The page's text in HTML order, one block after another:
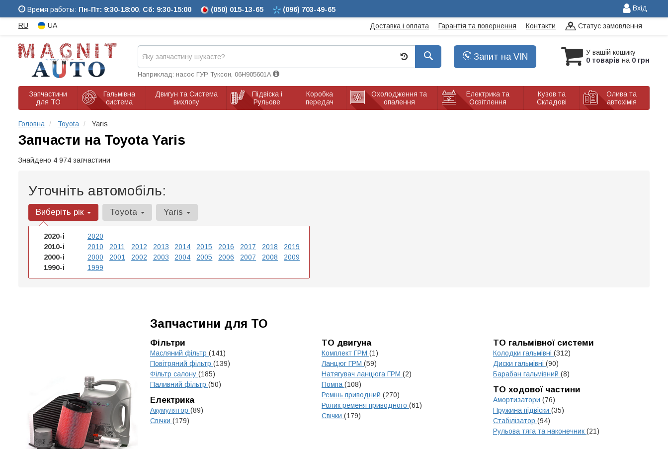
Время работы: Пн-Пт: 9:30-18:00, Сб: 9:30-15:00 (050) 015-13-65 (096) 703-49-65 Вхід
RU UA Доставка і оплата Гарантія та повернення Контакти Статус замовлення
У вашій кошику
0 товарів на 0 грн
Запит на VIN
Наприклад: насос ГУР Туксон, 06H905601A
Запчастини
для ТО
Гальмівна
система
Двигун та Система
вихлопу
Підвіска і
Рульове
Коробка
передач
Охолодження та
опалення
Електрика та
Освітлення
Кузов та
Складові
Олива та
автохімія
Головна Toyota Yaris
Запчасти на Toyota Yaris
Знайдено 4 974 запчастини
Уточніть автомобіль:
Виберіть рік
2020-і
2020
2010-і
2010 2011 2012 2013 2014 2015 2016 2017 2018
2019
2000-і
2000 2001 2002 2003 2004 2005 2006 2007 2008
2009
1990-і
1999
Toyota Yaris
Запчастини для ТО
Фільтри
Масляний фільтр (141)
Повітряний фільтр (139)
Фільтр салону (185)
Паливний фільтр (50)
ТО двигуна
Комплект ГРМ (1)
Ланцюг ГРМ (59)
Натягувач ланцюга ГРМ (2)
Помпа (108)
Ремінь приводний (270)
Ролик ременя приводного (61)
Свічки (179)
ТО гальмівної системи
Колодки гальмівні (312)
Диски гальмівні (90)
Барабан гальмівний (8)
ТО ходової частини
Амортизатори (76)
Пружина підвіски (35)
Стабілізатор (94)
Рульова тяга та наконечник (21)
Електрика
Акумулятор (89)
Свічки (179)